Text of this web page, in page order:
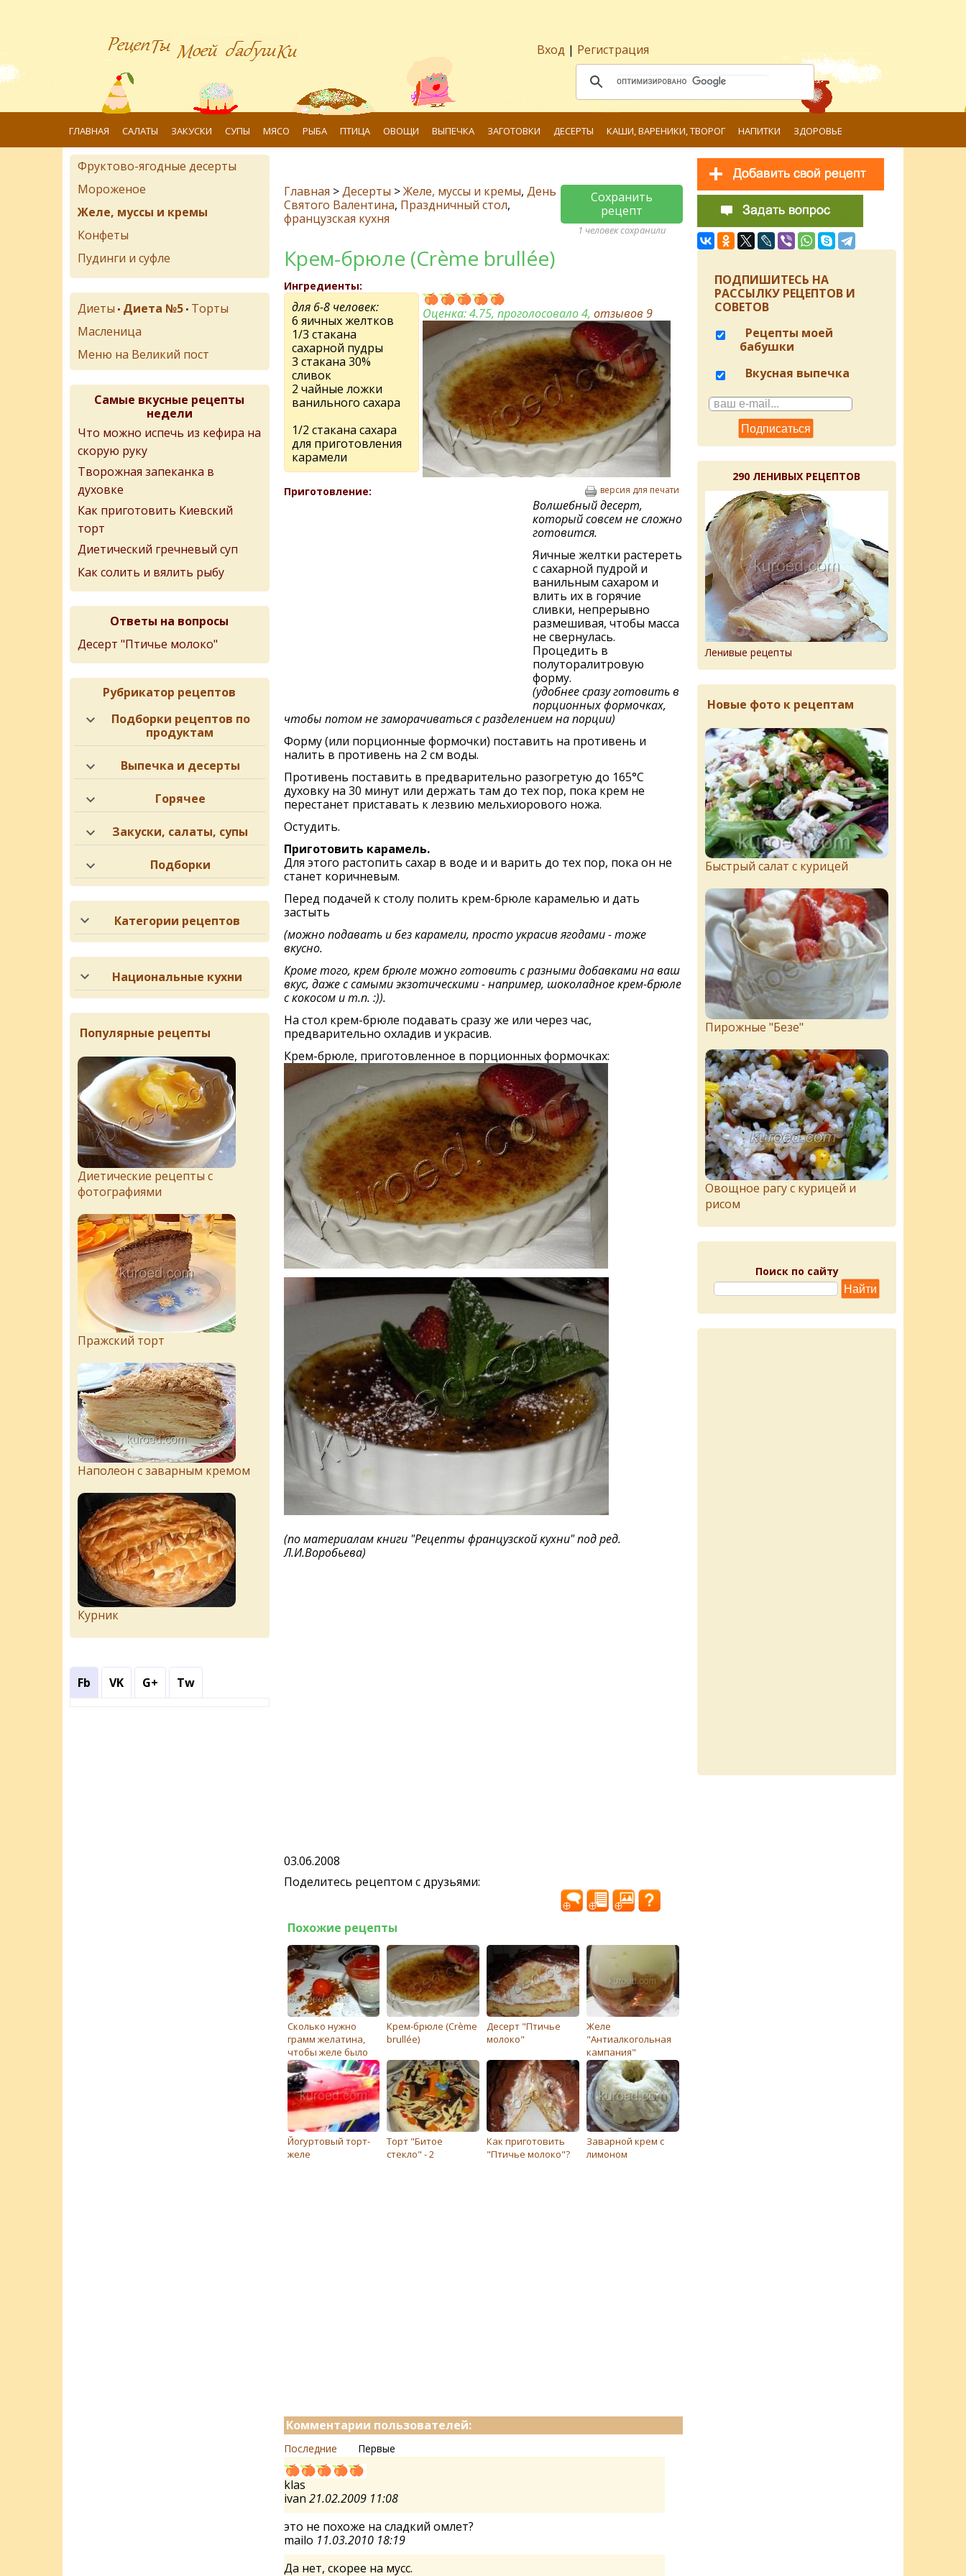
Вход | Регистрация
ГЛАВНАЯ САЛАТЫ ЗАКУСКИ СУПЫ МЯСО РЫБА ПТИЦА ОВОЩИ ВЫПЕЧКА ЗАГОТОВКИ ДЕСЕРТЫ КАШИ, ВАРЕНИКИ, ТВОРОГ НАПИТКИ ЗДОРОВЬЕ
Главная >Десерты >Желе, муссы и кремы, День
Святого Валентина, Праздничный стол,
французская кухня
Сохранить
рецепт
1 человек сохранили
Крем-брюле (Crème brullée)
Ингредиенты:
для 6-8 человек:
6 яичных желтков
1/3 стакана
сахарной пудры
3 стакана 30%
сливок
2 чайные ложки
ванильного сахара
1/2 стакана сахара
для приготовления
карамели
Оценка:4.75, проголосовало 4,отзывов9
Приготовление: версия для печати
Волшебный десерт,
который совсем не сложно
готовится.
Яичные желтки растереть
с сахарной пудрой и
ванильным сахаром и
влить их в горячие
сливки, непрерывно
размешивая, чтобы масса
не свернулась.
Процедить в
полуторалитровую
форму.
(удобнее сразу готовить в
порционных формочках,
чтобы потом не заморачиваться с разделением на порции)
Форму (или порционные формочки) поставить на противень и
налить в противень на 2 см воды.
Противень поставить в предварительно разогретую до 165°C
духовку на 30 минут или держать там до тех пор, пока крем не
перестанет приставать к лезвию мельхиорового ножа.
Остудить.
Приготовить карамель.
Для этого растопить сахар в воде и и варить до тех пор, пока он не
станет коричневым.
Перед подачей к столу полить крем-брюле карамелью и дать
застыть
(можно подавать и без карамели, просто украсив ягодами - тоже
вкусно.
Кроме того, крем брюле можно готовить с разными добавками на ваш
вкус, даже с самыми экзотическими - например, шоколадное крем-брюле
с кокосом и т.п. :)).
На стол крем-брюле подавать сразу же или через час,
предварительно охладив и украсив.
Крем-брюле, приготовленное в порционных формочках:
(по материалам книги "Рецепты французской кухни" под ред.
Л.И.Воробьева)
03.06.2008
Поделитесь рецептом с друзьями:
Похожие рецепты
Сколько нужно
грамм желатина,
чтобы желе было
твердым
Крем-брюле (Crème
brullée)
Десерт "Птичье
молоко"
Желе
"Антиалкогольная
кампания"
Йогуртовый торт-
желе
Торт "Битое
стекло" - 2
Как приготовить
"Птичье молоко"?
Заварной крем с
лимоном
Комментарии пользователей:
Последние Первые
klas
ivan 21.02.2009 11:08
это не похоже на сладкий омлет?
mailo 11.03.2010 18:19
Да нет, скорее на мусс.
Фруктово-ягодные десерты
Мороженое
Желе, муссы и кремы
Конфеты
Пудинги и суфле
Диеты • Диета №5 • Торты
Масленица
Меню на Великий пост
Самые вкусные рецепты
недели
Что можно испечь из кефира на
скорую руку
Творожная запеканка в
духовке
Как приготовить Киевский
торт
Диетический гречневый суп
Как солить и вялить рыбу
Ответы на вопросы
Десерт "Птичье молоко"
Рубрикатор рецептов
Подборки рецептов по
продуктам
Выпечка и десерты
Горячее
Закуски, салаты, супы
Подборки
Категории рецептов
Национальные кухни
Популярные рецепты
Диетические рецепты с
фотографиями
Пражский торт
Наполеон с заварным кремом
Курник
Fb VK G+ Tw
ПОДПИШИТЕСЬ НА
РАССЫЛКУ РЕЦЕПТОВ И
СОВЕТОВ
Рецепты моей
бабушки
Вкусная выпечка
290 ЛЕНИВЫХ РЕЦЕПТОВ
Ленивые рецепты
Новые фото к рецептам
Быстрый салат с курицей
Пирожныe "Бeзe"
Овощное рагу с курицей и
рисом
Поиск по сайту